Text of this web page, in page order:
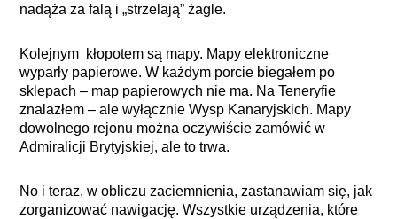
nadąża za falą i „strzelają” żagle.
Kolejnym kłopotem są mapy. Mapy elektroniczne
wyparły papierowe. W każdym porcie biegałem po
sklepach – map papierowych nie ma. Na Teneryfie
znalazłem – ale wyłącznie Wysp Kanaryjskich. Mapy
dowolnego rejonu można oczywiście zamówić w
Admiralicji Brytyjskiej, ale to trwa.
No i teraz, w obliczu zaciemnienia, zastanawiam się, jak
zorganizować nawigację. Wszystkie urządzenia, które